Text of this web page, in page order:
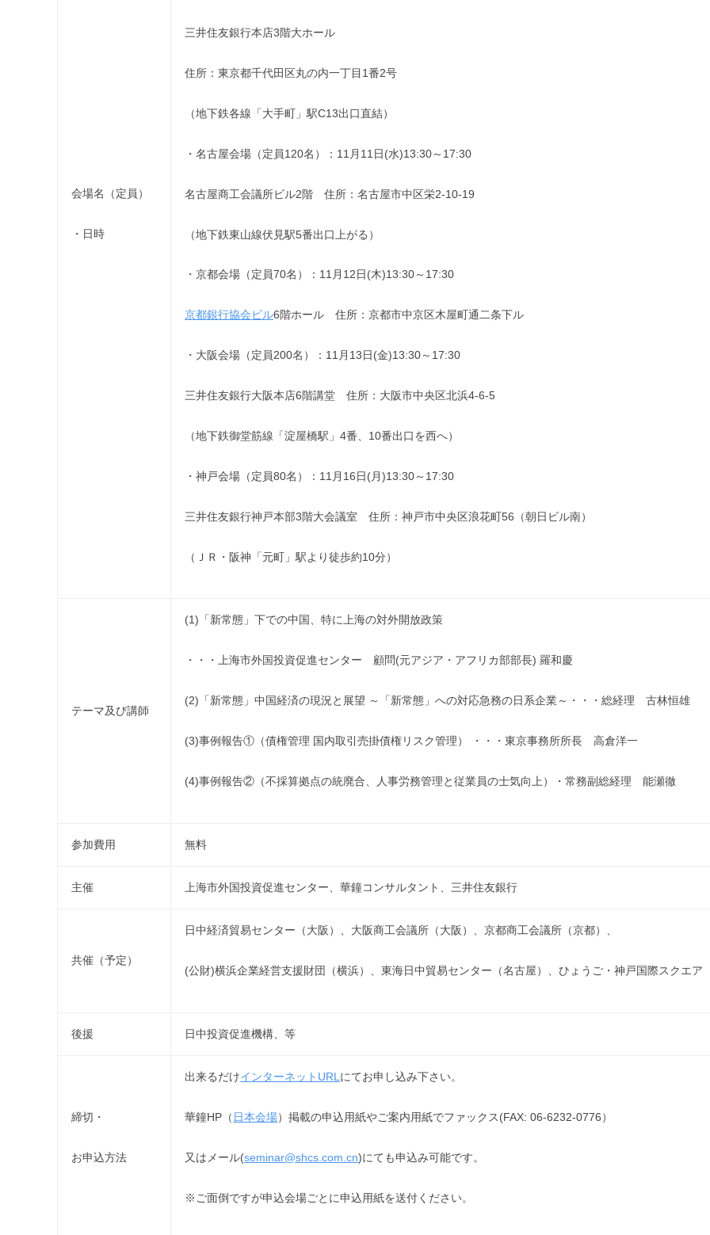
会場名（定員）
・日時
三井住友銀行本店3階大ホール
住所：東京都千代田区丸の内一丁目1番2号
（地下鉄各線「大手町」駅C13出口直結）
・名古屋会場（定員120名）：11月11日(水)13:30～17:30
名古屋商工会議所ビル2階 住所：名古屋市中区栄2-10-19
（地下鉄東山線伏見駅5番出口上がる）
・京都会場（定員70名）：11月12日(木)13:30～17:30
京都銀行協会ビル6階ホール 住所：京都市中京区木屋町通二条下ル
・大阪会場（定員200名）：11月13日(金)13:30～17:30
三井住友銀行大阪本店6階講堂 住所：大阪市中央区北浜4-6-5
（地下鉄御堂筋線「淀屋橋駅」4番、10番出口を西へ）
・神戸会場（定員80名）：11月16日(月)13:30～17:30
三井住友銀行神戸本部3階大会議室 住所：神戸市中央区浪花町56（朝日ビル南）
（ＪＲ・阪神「元町」駅より徒歩約10分）
テーマ及び講師
(1)「新常態」下での中国、特に上海の対外開放政策
・・・上海市外国投資促進センター 顧問(元アジア・アフリカ部部長) 羅和慶
(2)「新常態」中国経済の現況と展望 ～「新常態」への対応急務の日系企業～・・・総経理 古林恒雄
(3)事例報告①（債権管理 国内取引売掛債権リスク管理） ・・・東京事務所所長 高倉洋一
(4)事例報告②（不採算拠点の統廃合、人事労務管理と従業員の士気向上）・常務副総経理 能瀬徹
参加費用 無料
主催 上海市外国投資促進センター、華鐘コンサルタント、三井住友銀行
共催（予定）
日中経済貿易センター（大阪）、大阪商工会議所（大阪）、京都商工会議所（京都）、
(公財)横浜企業経営支援財団（横浜）、東海日中貿易センター（名古屋）、ひょうご・神戸国際スクエア
後援 日中投資促進機構、等
締切・
お申込方法
出来るだけインターネットURLにてお申し込み下さい。
華鐘HP（ 日本会場）掲載の申込用紙やご案内用紙でファックス(FAX: 06-6232-0776）
又はメール(seminar@shcs.com.cn)にても申込み可能です。
※ご面倒ですが申込会場ごとに申込用紙を送付ください。